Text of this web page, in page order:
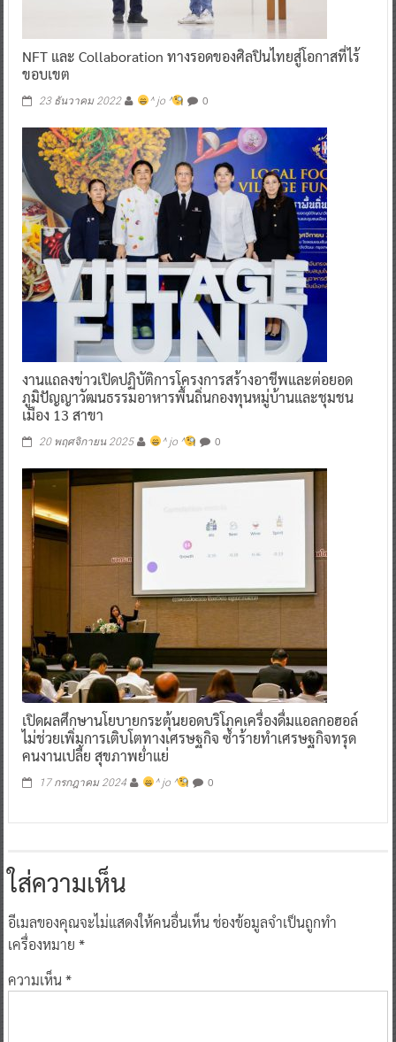
NFT และ Collaboration ทางรอดของศิลปินไทยสู่โอกาสที่ไร้
ขอบเขต
23 ธันวาคม 2022 ^ jo ^ 0
งานแถลงข่าวเปิดปฏิบัติการโครงการสร้างอาชีพและต่อยอด
ภูมิปัญญาวัฒนธรรมอาหารพื้นถิ่นกองทุนหมู่บ้านและชุมชน
เมือง 13 สาขา
20 พฤศจิกายน 2025 ^ jo ^ 0
เปิดผลศึกษานโยบายกระตุ้นยอดบริโภคเครื่องดื่มแอลกอฮอล์
ไม่ช่วยเพิ่มการเติบโตทางเศรษฐกิจ ซ้ำร้ายทำเศรษฐกิจทรุด
คนงานเปลี้ย สุขภาพย่ำแย่
17 กรกฎาคม 2024 ^ jo ^ 0
ใส่ความเห็น
อีเมลของคุณจะไม่แสดงให้คนอื่นเห็นช่องข้อมูลจำเป็นถูกทำ
เครื่องหมาย *
ความเห็น*